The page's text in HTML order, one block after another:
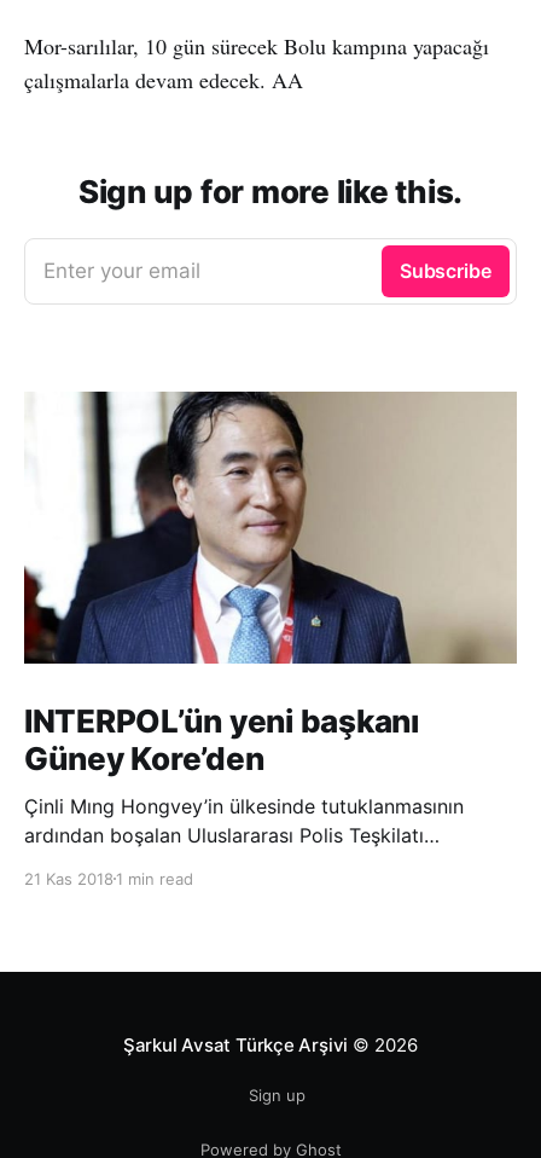
Mor-sarılılar, 10 gün sürecek Bolu kampına yapacağı
çalışmalarla devam edecek. AA
Sign up for more like this.
Enter your email Subscribe
INTERPOL’ün yeni başkanı
Güney Kore’den
Çinli Mıng Hongvey’in ülkesinde tutuklanmasının
ardından boşalan Uluslararası Polis Teşkilatı
seçildi. INTERPOL Genel Kurulu’nun Dubai’deki
21 Kas 2018 1 min read
Şarkul Avsat Türkçe Arşivi © 2026
Sign up
Powered by Ghost